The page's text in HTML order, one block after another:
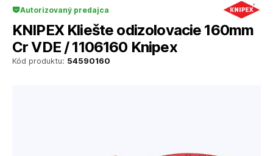
Kód produktu: 54590160
Autorizovaný predajca
KNIPEX Kliešte odizolovacie 160mm
Cr VDE / 1106160 Knipex